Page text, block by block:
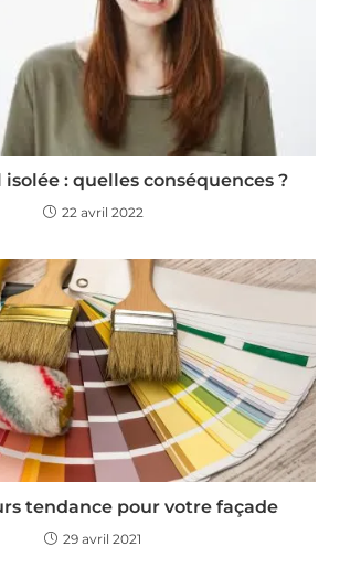
isolée : quelles conséquences ?
22 avril 2022
tendance pour votre façade
29 avril 2021